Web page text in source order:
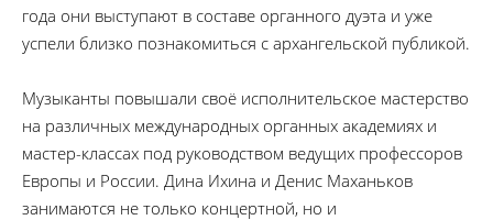
года они выступают в составе органного дуэта и уже
успели близко познакомиться с архангельской публикой.
Музыканты повышали своё исполнительское мастерство
на различных международных органных академиях и
мастер-классах под руководством ведущих профессоров
Европы и России. Дина Ихина и Денис Маханьков
занимаются не только концертной, но и